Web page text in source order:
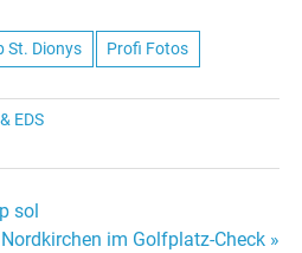
St. Dionys Profi Fotos
EDS
sol
im Golfplatz-Check »